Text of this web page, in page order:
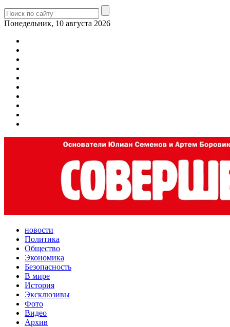
Понедельник, 10 августа 2026
новости
Политика
Общество
Экономика
Безопасность
В мире
История
Эксклюзивы
Фото
Видео
Архив